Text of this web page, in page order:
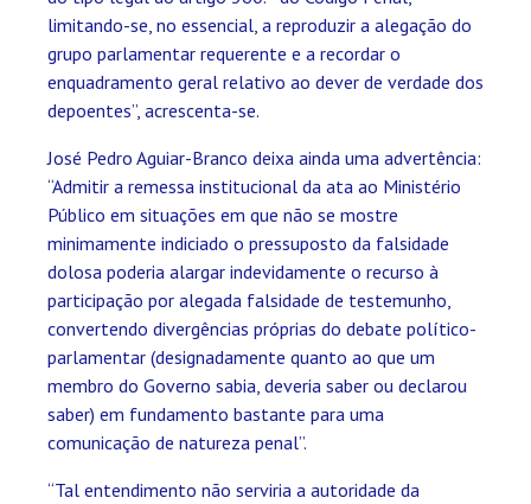
limitando-se, no essencial, a reproduzir a alegação do
grupo parlamentar requerente e a recordar o
enquadramento geral relativo ao dever de verdade dos
depoentes”, acrescenta-se.
José Pedro Aguiar-Branco deixa ainda uma advertência:
“Admitir a remessa institucional da ata ao Ministério
Público em situações em que não se mostre
minimamente indiciado o pressuposto da falsidade
dolosa poderia alargar indevidamente o recurso à
participação por alegada falsidade de testemunho,
convertendo divergências próprias do debate político-
parlamentar (designadamente quanto ao que um
membro do Governo sabia, deveria saber ou declarou
saber) em fundamento bastante para uma
comunicação de natureza penal”.
“Tal entendimento não serviria a autoridade da